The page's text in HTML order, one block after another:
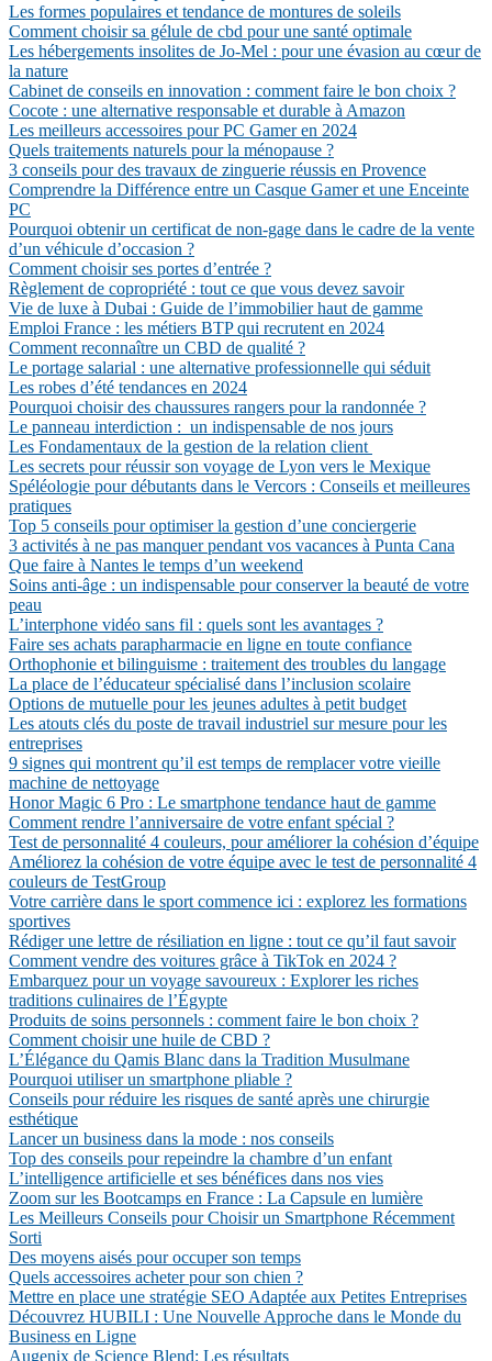
Les formes populaires et tendance de montures de soleils
Comment choisir sa gélule de cbd pour une santé optimale
Les hébergements insolites de Jo-Mel : pour une évasion au cœur de
la nature
Cabinet de conseils en innovation : comment faire le bon choix ?
Cocote : une alternative responsable et durable à Amazon
Les meilleurs accessoires pour PC Gamer en 2024
Quels traitements naturels pour la ménopause ?
3 conseils pour des travaux de zinguerie réussis en Provence
Comprendre la Différence entre un Casque Gamer et une Enceinte
PC
Pourquoi obtenir un certificat de non-gage dans le cadre de la vente
d’un véhicule d’occasion ?
Comment choisir ses portes d’entrée ?
Règlement de copropriété : tout ce que vous devez savoir
Vie de luxe à Dubai : Guide de l’immobilier haut de gamme
Emploi France : les métiers BTP qui recrutent en 2024
Comment reconnaître un CBD de qualité ?
Le portage salarial : une alternative professionnelle qui séduit
Les robes d’été tendances en 2024
Pourquoi choisir des chaussures rangers pour la randonnée ?
Le panneau interdiction : un indispensable de nos jours
Les Fondamentaux de la gestion de la relation client
Les secrets pour réussir son voyage de Lyon vers le Mexique
Spéléologie pour débutants dans le Vercors : Conseils et meilleures
pratiques
Top 5 conseils pour optimiser la gestion d’une conciergerie
3 activités à ne pas manquer pendant vos vacances à Punta Cana
Que faire à Nantes le temps d’un weekend
Soins anti-âge : un indispensable pour conserver la beauté de votre
peau
L’interphone vidéo sans fil : quels sont les avantages ?
Faire ses achats parapharmacie en ligne en toute confiance
Orthophonie et bilinguisme : traitement des troubles du langage
La place de l’éducateur spécialisé dans l’inclusion scolaire
Options de mutuelle pour les jeunes adultes à petit budget
Les atouts clés du poste de travail industriel sur mesure pour les
entreprises
9 signes qui montrent qu’il est temps de remplacer votre vieille
machine de nettoyage
Honor Magic 6 Pro : Le smartphone tendance haut de gamme
Comment rendre l’anniversaire de votre enfant spécial ?
Test de personnalité 4 couleurs, pour améliorer la cohésion d’équipe
Améliorez la cohésion de votre équipe avec le test de personnalité 4
couleurs de TestGroup
Votre carrière dans le sport commence ici : explorez les formations
sportives
Rédiger une lettre de résiliation en ligne : tout ce qu’il faut savoir
Comment vendre des voitures grâce à TikTok en 2024 ?
Embarquez pour un voyage savoureux : Explorer les riches
traditions culinaires de l’Égypte
Produits de soins personnels : comment faire le bon choix ?
Comment choisir une huile de CBD ?
L’Élégance du Qamis Blanc dans la Tradition Musulmane
Pourquoi utiliser un smartphone pliable ?
Conseils pour réduire les risques de santé après une chirurgie
esthétique
Lancer un business dans la mode : nos conseils
Top des conseils pour repeindre la chambre d’un enfant
L’intelligence artificielle et ses bénéfices dans nos vies
Zoom sur les Bootcamps en France : La Capsule en lumière
Les Meilleurs Conseils pour Choisir un Smartphone Récemment
Sorti
Des moyens aisés pour occuper son temps
Quels accessoires acheter pour son chien ?
Mettre en place une stratégie SEO Adaptée aux Petites Entreprises
Découvrez HUBILI : Une Nouvelle Approche dans le Monde du
Business en Ligne
Augenix de Science Blend: Les résultats